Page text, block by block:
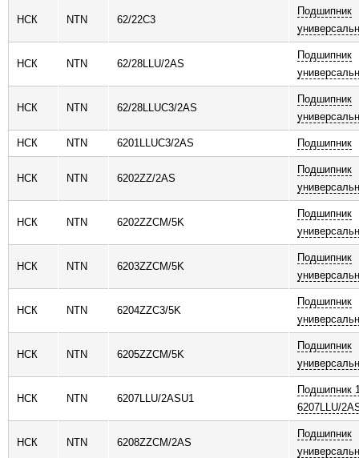
НСК NTN 62/22C3
Подшипник
НСК NTN 62/28LLU/2AS
Подшипник
НСК NTN 62/28LLUC3/2AS
Подшипник
НСК NTN 6201LLUC3/2AS Подшипник
НСК NTN 6202ZZ/2AS
Подшипник
НСК NTN 6202ZZCM/5K
Подшипник
НСК NTN 6203ZZCM/5K
Подшипник
НСК NTN 6204ZZC3/5K
Подшипник
НСК NTN 6205ZZCM/5K
Подшипник
НСК NTN 6207LLU/2ASU1
Подшипник
6207LLU/
НСК NTN 6208ZZCM/2AS
Подшипник